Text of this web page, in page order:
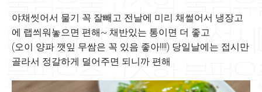
야채씻어서 물기 꼭 잘빼고 전날에 미리 채썰어서 냉장고
에 랩씌워놓으면 편해~ 채반있는 통이면 더 좋고
(오이 양파 깻잎 무쌈은 꼭 있음 좋아!!!!) 당일날에는 접시만
골라서 정갈하게 덜어주면 되니까 편해